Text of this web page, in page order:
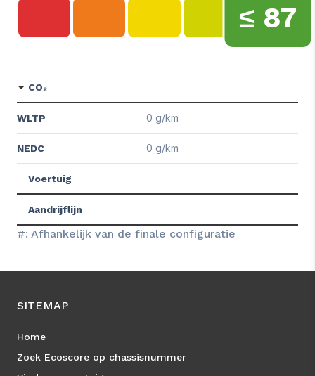
≤ 87
CO₂
WLTP 0 g/km
NEDC 0 g/km
Voertuig
Aandrijflijn
#: Afhankelijk van de finale configuratie
SITEMAP
Home
Zoek Ecoscore op chassisnummer